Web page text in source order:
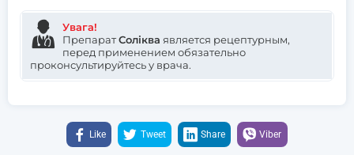
Увага!
ПрепаратСоліква является рецептурным,
перед применением обязательно
проконсультируйтесь у врача.
Like Tweet Share Viber